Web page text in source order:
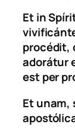
Et in
procédit,
adorátur
est per
Et